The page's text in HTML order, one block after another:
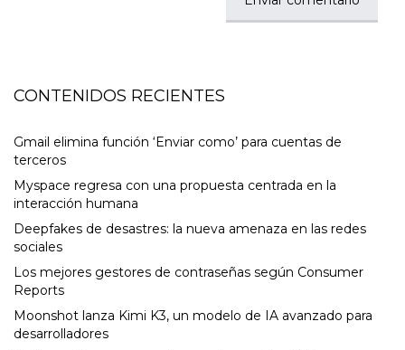
CONTENIDOS RECIENTES
Gmail elimina función ‘Enviar como’ para cuentas de
terceros
Myspace regresa con una propuesta centrada en la
interacción humana
Deepfakes de desastres: la nueva amenaza en las redes
sociales
Los mejores gestores de contraseñas según Consumer
Reports
Moonshot lanza Kimi K3, un modelo de IA avanzado para
desarrolladores